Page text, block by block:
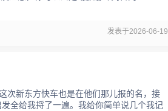
发表于2026-06-19
次新东方快车也是在他们那儿报的名，接
全给我捋了一遍。我给你简单说几个我记